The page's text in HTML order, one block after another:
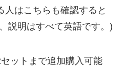
人はこちらも確認すると
説明はすべて英語です。)
ットまで追加購入可能